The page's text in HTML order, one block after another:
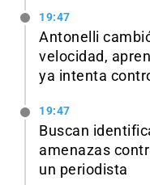
19:47
Antonelli
velocidad,
ya intenta
19:47
Buscan
amenazas
un periodista